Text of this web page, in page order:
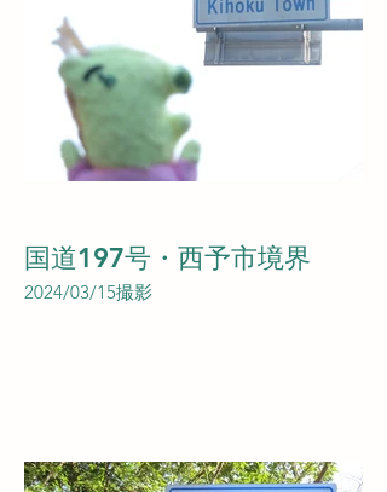
国道197号・西予市境界
2024/03/15撮影